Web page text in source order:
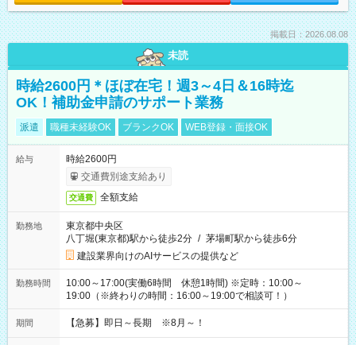
掲載日：2026.08.08
未読
時給2600円＊ほぼ在宅！週3～4日＆16時迄
OK！補助金申請のサポート業務
派遣 職種未経験OK ブランクOK WEB登録・面接OK
給与
時給2600円
交通費別途支給あり
交通費 全額支給
勤務地
東京都中央区
八丁堀(東京都)駅から徒歩2分 / 茅場町駅から徒歩6分
建設業界向けのAIサービスの提供など
勤務時間
10:00～17:00(実働6時間 休憩1時間) ※定時：10:00～
19:00（※終わりの時間：16:00～19:00で相談可！）
期間 【急募】即日～長期 ※8月～！